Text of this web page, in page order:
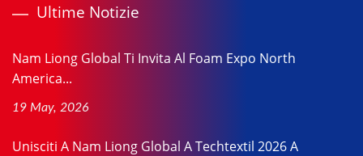
Ultime Notizie
Nam Liong Global Ti Invita Al Foam Expo North
America...
19 May, 2026
Unisciti A Nam Liong Global A Techtextil 2026 A